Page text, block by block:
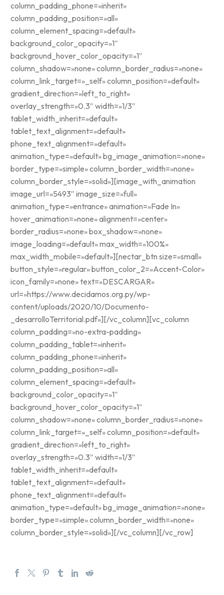
column_padding_phone=»inherit»
column_padding_position=»all»
column_element_spacing=»default»
background_color_opacity=»1″
background_hover_color_opacity=»1″
column_shadow=»none» column_border_radius=»none»
column_link_target=»_self» column_position=»default»
gradient_direction=»left_to_right»
overlay_strength=»0.3″ width=»1/3″
tablet_width_inherit=»default»
tablet_text_alignment=»default»
phone_text_alignment=»default»
animation_type=»default» bg_image_animation=»none»
border_type=»simple» column_border_width=»none»
column_border_style=»solid»][image_with_animation
image_url=»5493″ image_size=»full»
animation_type=»entrance» animation=»Fade In»
hover_animation=»none» alignment=»center»
border_radius=»none» box_shadow=»none»
image_loading=»default» max_width=»100%»
max_width_mobile=»default»][nectar_btn size=»small»
button_style=»regular» button_color_2=»Accent-Color»
icon_family=»none» text=»DESCARGAR»
url=»https://www.decidamos.org.py/wp-
content/uploads/2020/10/Documento-
_desarrolloTerritorial.pdf»][/vc_column][vc_column
column_padding=»no-extra-padding»
column_padding_tablet=»inherit»
column_padding_phone=»inherit»
column_padding_position=»all»
column_element_spacing=»default»
background_color_opacity=»1″
background_hover_color_opacity=»1″
column_shadow=»none» column_border_radius=»none»
column_link_target=»_self» column_position=»default»
gradient_direction=»left_to_right»
overlay_strength=»0.3″ width=»1/3″
tablet_width_inherit=»default»
tablet_text_alignment=»default»
phone_text_alignment=»default»
animation_type=»default» bg_image_animation=»none»
border_type=»simple» column_border_width=»none»
column_border_style=»solid»][/vc_column][/vc_row]